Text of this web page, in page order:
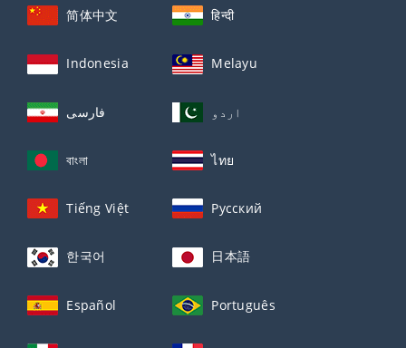
简体中文 हिन्दी
Indonesia Melayu
فارسی اردو
বাংলা ไทย
Tiếng Việt Русский
한국어 日本語
Español Português